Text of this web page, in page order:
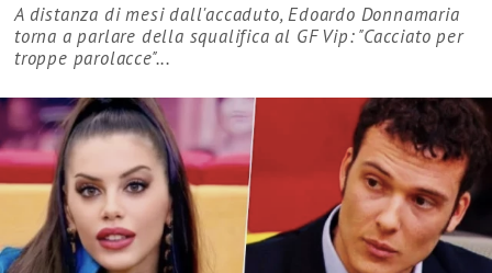
A distanza di mesi dall'accaduto, Edoardo Donnamaria
torna a parlare della squalifica al GF Vip: "Cacciato per
troppe parolacce"...